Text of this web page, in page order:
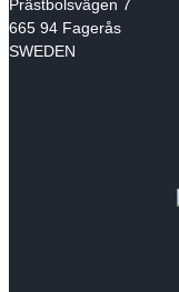
Prästbolsvägen 7
665 94 Fagerås
SWEDEN